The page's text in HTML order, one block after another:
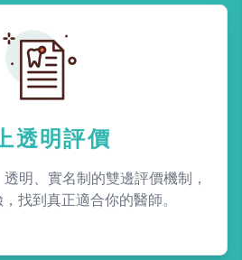
透明評價
明、實名制的雙邊評價機制，
找到真正適合你的醫師。